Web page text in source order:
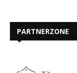
PARTNERZONE